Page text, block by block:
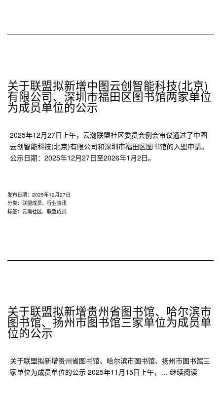
关于联盟拟新增中图云创智能科技(北京)
有限公司、深圳市福田区图书馆两家单位
为成员单位的公示
2025年12月27日上午，云瀚联盟社区委员会例会审议通过了中图
云创智能科技(北京)有限公司和深圳市福田区图书馆的入盟申请。
公示日期：2025年12月27日至2026年1月2日。
发布日期： 2025年12月27日
分类： 联盟成员、 行业资讯
标签： 云瀚社区、 联盟成员
关于联盟拟新增贵州省图书馆、哈尔滨市
图书馆、扬州市图书馆三家单位为成员单
位的公示
关于联盟拟新增贵州省图书馆、哈尔滨市图书馆、扬州市图书馆三
家单位为成员单位的公示 2025年11月15日上午，… 继续阅读关